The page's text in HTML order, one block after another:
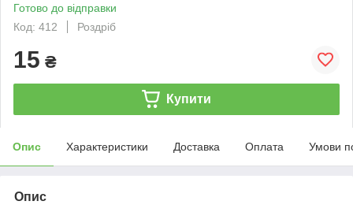
Готово до відправки
Код: 412
Роздріб
15 ₴
Купити
Опис Характеристики Доставка Оплата Умови
Опис